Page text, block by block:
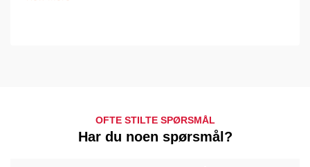
OFTE STILTE SPØRSMÅL
Har du noen spørsmål?